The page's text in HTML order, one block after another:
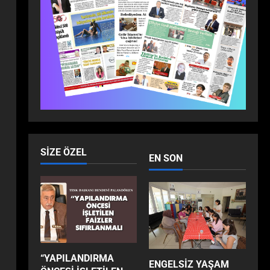
3
sanayi son 30 yılın dibine indi
4
Dünya Eğitim
Ekonomi
Gündem
Son Dakika
Turizm
Yaşam
Yerel
TÜRKİYE’NİN MUHTARLARI
ANKARA’DA BULUŞTU:
ZİRVEDE ISPARTA RÜZGÂRI!
Anadolu’nun Dört Bir
Yanından Yükselen Tarihi
Haykırış!
SIZE ÖZEL
“YAPILANDIRMA
EN SON
ENGELSİZ YAŞAM